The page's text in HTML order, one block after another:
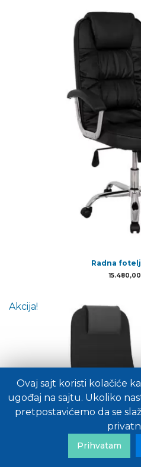
Radna
15.480,00
Akcija!
Ovaj sajt koristi kolačiće
ugođaj na sajtu. Ukoliko
pretpostavićemo da se
Prihvatam